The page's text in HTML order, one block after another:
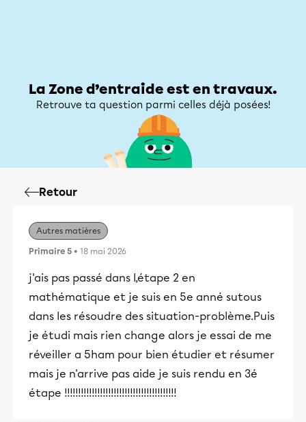
La Zone d’entraide est en travaux.
Retrouve ta question parmi celles déjà posées!
Retour
Autres matières
Primaire 5 • 18 mai 2026
j'ais pas passé dans l,étape 2 en
mathématique et je suis en 5e anné sutous
dans les résoudre des situation-problème.Puis
je étudi mais rien change alors je essai de me
réveiller a 5ham pour bien étudier et résumer
mais je n'arrive pas aide je suis rendu en 3é
étape !!!!!!!!!!!!!!!!!!!!!!!!!!!!!!!!!!!!!!!!!